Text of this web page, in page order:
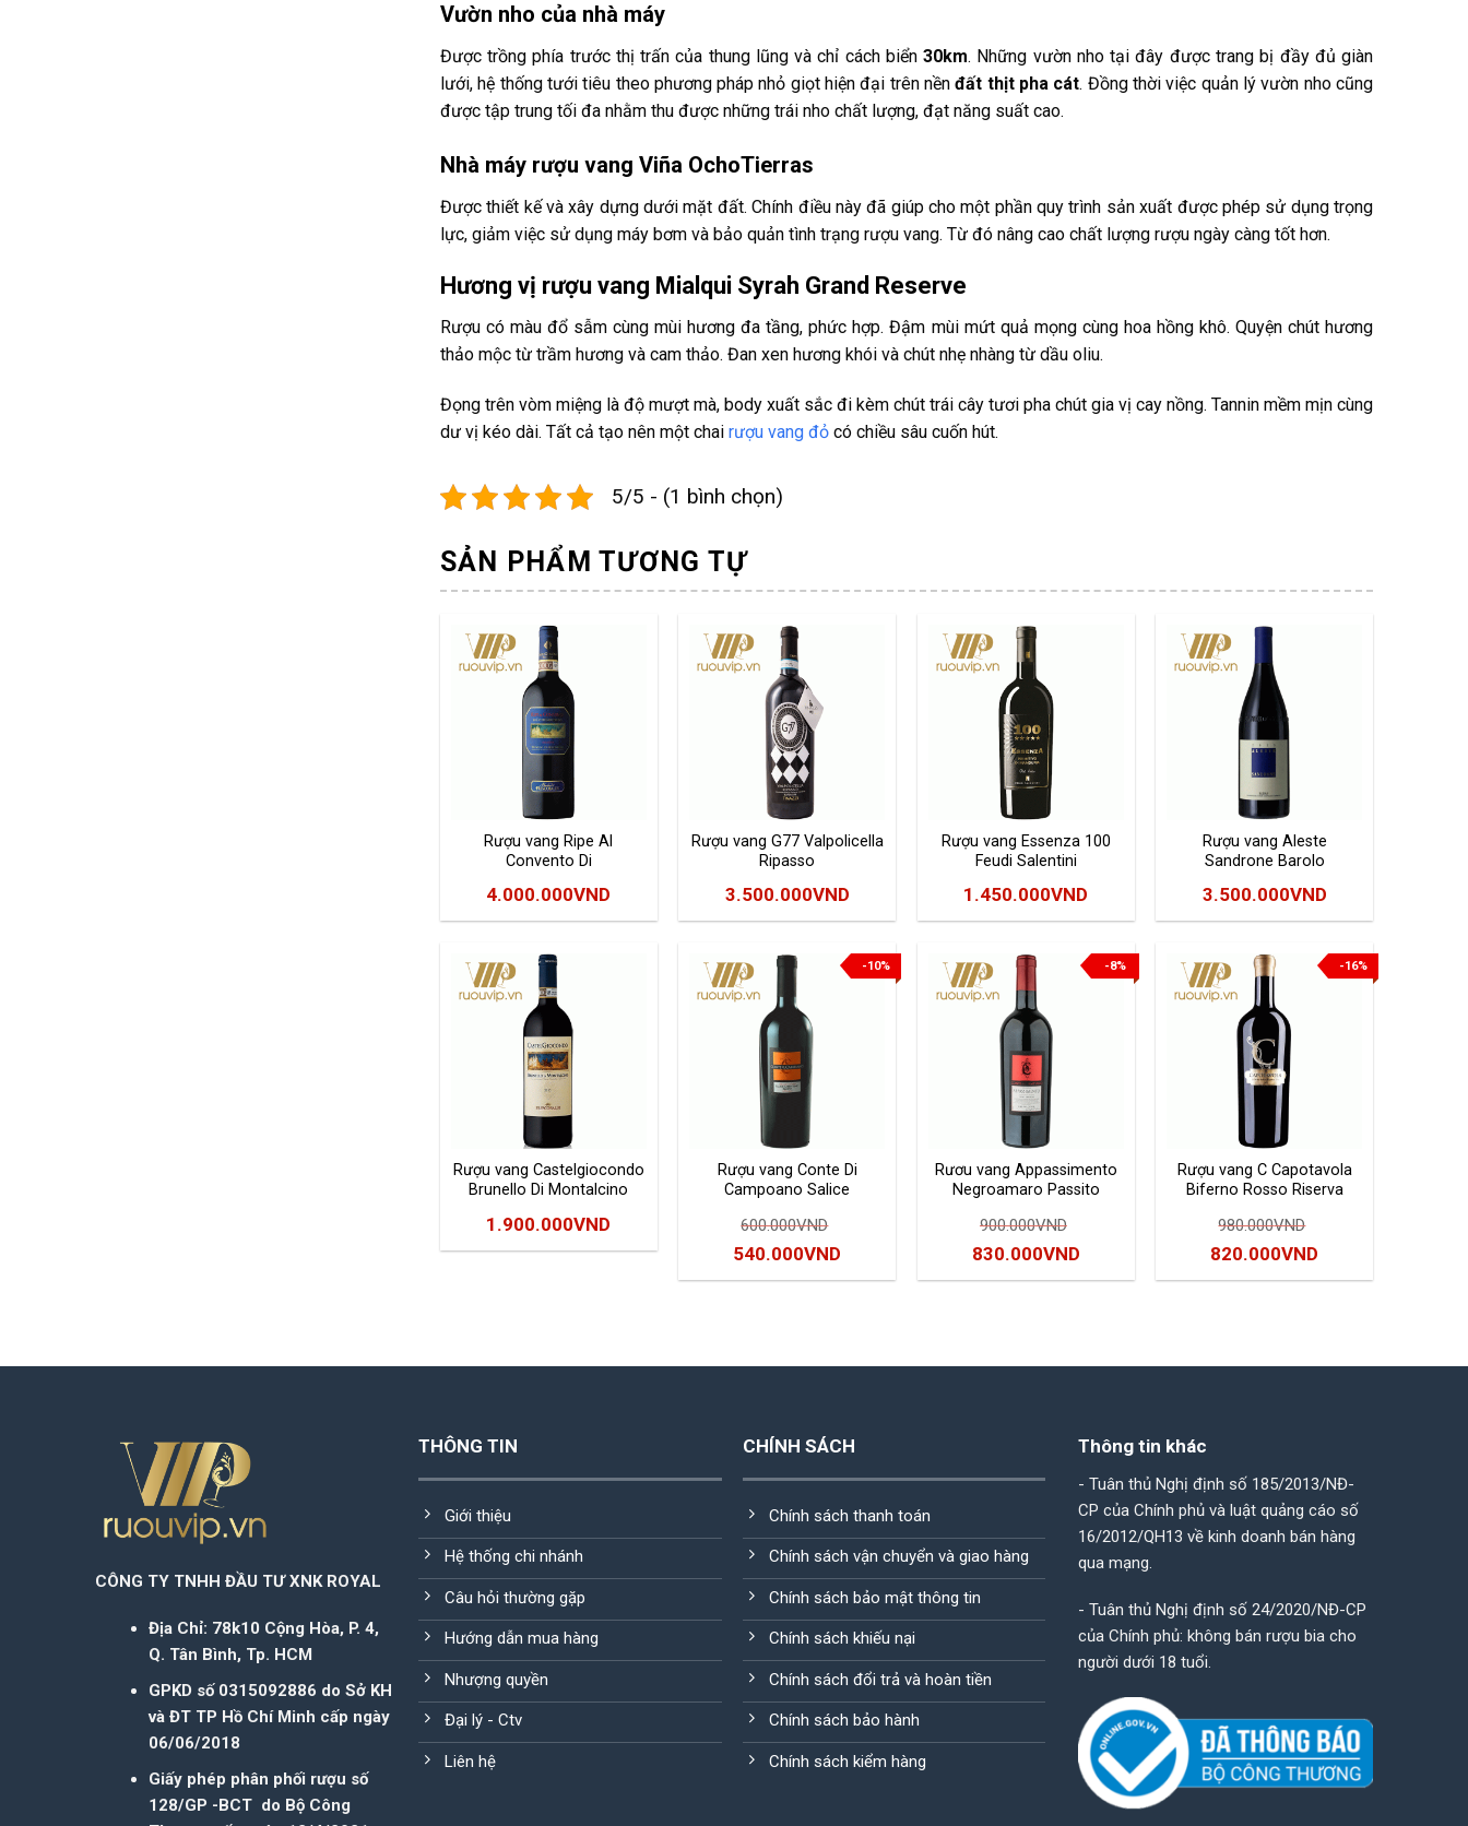
Vườn nho của nhà máy
Được trồng phía trước thị trấn của thung lũng và chỉ cách biển30km. Những vườn nho tại đây được trang bị đầy đủ giàn
lưới, hệ thống tưới tiêu theo phương pháp nhỏ giọt hiện đại trên nềnđất thịt pha cát. Đồng thời việc quản lý vườn nho cũng
được tập trung tối đa nhằm thu được những trái nho chất lượng, đạt năng suất cao.
Nhà máy rượu vang Viña OchoTierras
Được thiết kế và xây dựng dưới mặt đất. Chính điều này đã giúp cho một phần quy trình sản xuất được phép sử dụng trọng
lực, giảm việc sử dụng máy bơm và bảo quản tình trạng rượu vang. Từ đó nâng cao chất lượng rượu ngày càng tốt hơn.
Hương vị rượu vang Mialqui Syrah Grand Reserve
Rượu có màu đổ sẫm cùng mùi hương đa tầng, phức hợp. Đậm mùi mứt quả mọng cùng hoa hồng khô. Quyện chút hương
thảo mộc từ trầm hương và cam thảo. Đan xen hương khói và chút nhẹ nhàng từ dầu oliu.
Đọng trên vòm miệng là độ mượt mà, body xuất sắc đi kèm chút trái cây tươi pha chút gia vị cay nồng. Tannin mềm mịn cùng
dư vị kéo dài. Tất cả tạo nên một chai rượu vang đỏcó chiều sâu cuốn hút.
5/5 - (1 bình chọn)
SẢN PHẨM TƯƠNG TỰ
Rượu vang Ripe Al
Convento Di
4.000.000VND
Rượu vang G77 Valpolicella
Ripasso
3.500.000VND
Rượu vang Essenza 100
Feudi Salentini
1.450.000VND
Rượu vang Aleste
Sandrone Barolo
3.500.000VND
Rượu vang Castelgiocondo
Brunello Di Montalcino
1.900.000VND
-10%
Rượu vang Conte Di
Campoano Salice
600.000VND
Giá
gốc
540.000VND
hiện
540.000VND.
-8%
Rươu vang Appassimento
Negroamaro Passito
900.000VND
Giá
gốc
830.000VNDGiá
hiện
830.000VND.
-16%
Rượu vang C Capotavola
Biferno Rosso Riserva
980.000VND
Giá
gốc
820.000VND
hiện
820.000VND.
CÔNG TY TNHH ĐẦU TƯ XNK ROYAL
Địa Chỉ: 78k10 Cộng Hòa, P. 4,
Q. Tân Bình, Tp. HCM
GPKD số 0315092886 do Sở KH
và ĐT TP Hồ Chí Minh cấp ngày
06/06/2018
Giấy phép phân phối rượu số
128/GP -BCT do Bộ Công
THÔNG TIN
Giới thiệu
Hệ thống chi nhánh
Câu hỏi thường gặp
Hướng dẫn mua hàng
Nhượng quyền
Đại lý - Ctv
Liên hệ
CHÍNH SÁCH
Chính sách thanh toán
Chính sách vận chuyển và giao hàng
Chính sách bảo mật thông tin
Chính sách khiếu nại
Chính sách đổi trả và hoàn tiền
Chính sách bảo hành
Chính sách kiểm hàng
Thông tin khác
- Tuân thủ Nghị định số 185/2013/NĐ-
CP của Chính phủ và luật quảng cáo số
16/2012/QH13 về kinh doanh bán hàng
qua mạng.
- Tuân thủ Nghị định số 24/2020/NĐ-CP
của Chính phủ: không bán rượu bia cho
người dưới 18 tuổi.